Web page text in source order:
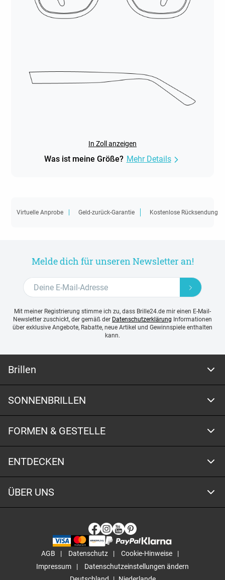
In Zoll anzeigen
Was ist meine Größe? Mehr Details
Virtuelle Anprobe Geld-zurück-Garantie Kostenlose Rücksendung
Melde dich für unseren Newsletter an!
Mit meiner Registrierung stimme ich zu, dass Brille24.de mir einen E-Mail-
Newsletter zuschickt, der gemäß der Datenschutzerklärung Informationen
über exklusive Angebote, Rabatte, neue Artikel und Gewinnspiele enthalten
kann.
Brillen
SONNENBRILLEN
FORMEN & GESTELLE
ENTDECKEN
ÜBER UNS
AGB Datenschutz
Cookie-Hinweise
Impressum
Datenschutzeinstellungen ändern